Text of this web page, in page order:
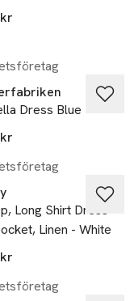
Dress Blue
Linen - White